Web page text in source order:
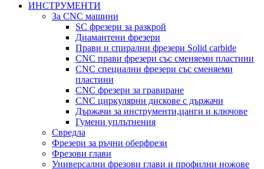
ИНСТРУМЕНТИ
За CNC машини
SC фрезери за разкрой
Диамантени фрезери
Прави и спирални фрезери Solid carbide
CNC прави фрезери със сменяеми пластини
CNC специални фрезери със сменяеми
пластини
CNC фрезери за гравиране
CNC циркулярни дискове с държачи
Държачи за инструменти,цанги и ключове
Гумени уплътнения
Свредла
Фрезери за ръчни оберфрези
Фрезови глави
Универсални фрезови глави и профилни ножове